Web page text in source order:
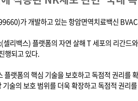
가 개발하고 있는 항암면역치료백신 BVAC
셀리백스)플랫폼의 자연 살해T세포의 리간드
행되고 있다.
플랫폼의 핵심 기술을 보호하고 독점적 권리를
술의 보호 범위를 더욱 확장하고 독점적 권리